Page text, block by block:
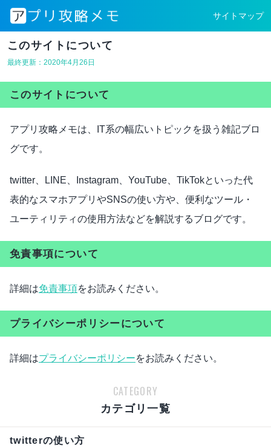
サイトマップ
このサイトについて
最終更新：2020年4月26日
このサイトについて
アプリ攻略メモは、IT系の幅広いトピックを扱う雑記ブロ
グです。
twitter、LINE、Instagram、YouTube、TikTokといった代
表的なスマホアプリやSNSの使い方や、便利なツール・
ユーティリティの使用方法などを解説するブログです。
免責事項について
詳細は免責事項をお読みください。
プライバシーポリシーについて
詳細はプライバシーポリシーをお読みください。
CATEGORY
カテゴリ一覧
twitterの使い方